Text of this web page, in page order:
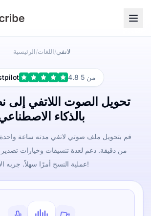
الرئيسية/اللغات/لاتفي
4.8 من 5
تحويل الصوت اللاتفي
بالذكاء
قم بتحويل ملف صوتي لاتفي مدته ساعة
من دقيقة. دعم لعدة تنسيقات وخيارات
عملية النسخ أمرًا سهلاً. جربه الآن!